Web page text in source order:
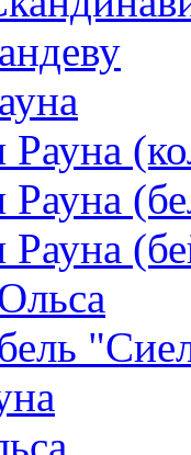
Рауна
Рауна
Рауна